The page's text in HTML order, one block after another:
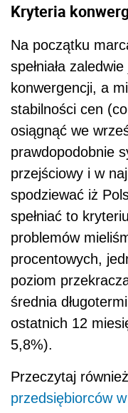
Kryteria
Na początku
spełniała
konwergencji, a
stabilności cen
osiągnąć we
prawdopodobnie
przejściowy i w
spodziewać iż
spełniać to
problemów
procentowych,
poziom
średnia
ostatnich 12
5,8%).
Przeczytaj
przedsiębiorców